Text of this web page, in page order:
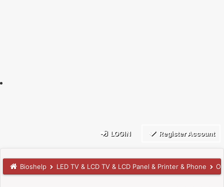
LOGIN Register Account
Bioshelp LED TV & LCD TV & LCD Panel & Printer & Phone